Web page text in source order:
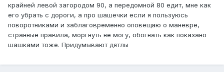
крайней левой загородом 90, а передомной 80 едит, мне как
его убрать с дороги, а про шашечки если я пользуюсь
поворотниками и заблаговременно оповещаю о маневре,
странные правила, моргнуть не могу, обогнать как показано
шашками тоже. Придумывают дятлы